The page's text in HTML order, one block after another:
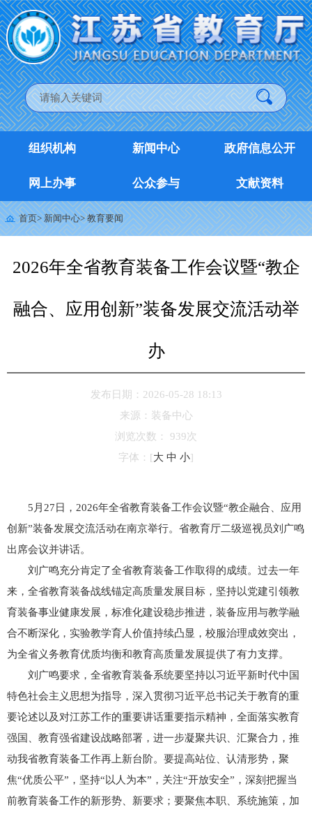
组织机构 新闻中心 政府信息公开
网上办事 公众参与 文献资料
首页>新闻中心>教育要闻
2026年全省教育装备工作会议暨“教企
融合、应用创新”装备发展交流活动举
办
发布日期：2026-05-28 18:13
来源： 装备中心
浏览次数：
939次
字体： [大 中 小]
5月27日，2026年全省教育装备工作会议暨“教企融合、应用
创新”装备发展交流活动在南京举行。省教育厅二级巡视员刘广鸣
出席会议并讲话。
刘广鸣充分肯定了全省教育装备工作取得的成绩。过去一年
来，全省教育装备战线锚定高质量发展目标，坚持以党建引领教
育装备事业健康发展，标准化建设稳步推进，装备应用与教学融
合不断深化，实验教学育人价值持续凸显，校服治理成效突出，
为全省义务教育优质均衡和教育高质量发展提供了有力支撑。
刘广鸣要求，全省教育装备系统要坚持以习近平新时代中国
特色社会主义思想为指导，深入贯彻习近平总书记关于教育的重
要论述以及对江苏工作的重要讲话重要指示精神，全面落实教育
强国、教育强省建设战略部署，进一步凝聚共识、汇聚合力，推
动我省教育装备工作再上新台阶。要提高站位、认清形势，聚
焦“优质公平”，坚持“以人为本”，关注“开放安全”，深刻把握当
前教育装备工作的新形势、新要求；要聚焦本职、系统施策，加